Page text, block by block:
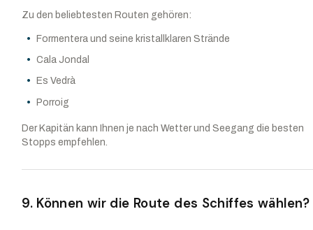
Zu den beliebtesten Routen gehören:
Formentera und seine kristallklaren Strände
Cala Jondal
Es Vedrà
Porroig
Der Kapitän kann Ihnen je nach Wetter und Seegang die besten
Stopps empfehlen.
9. Können wir die Route des Schiffes wählen?